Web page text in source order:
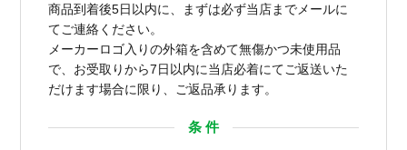
商品到着後5日以内に、まずは必ず当店までメールに
てご連絡ください。
メーカーロゴ入りの外箱を含めて無傷かつ未使用品
で、お受取りから7日以内に当店必着にてご返送いた
だけます場合に限り、ご返品承ります。
条 件